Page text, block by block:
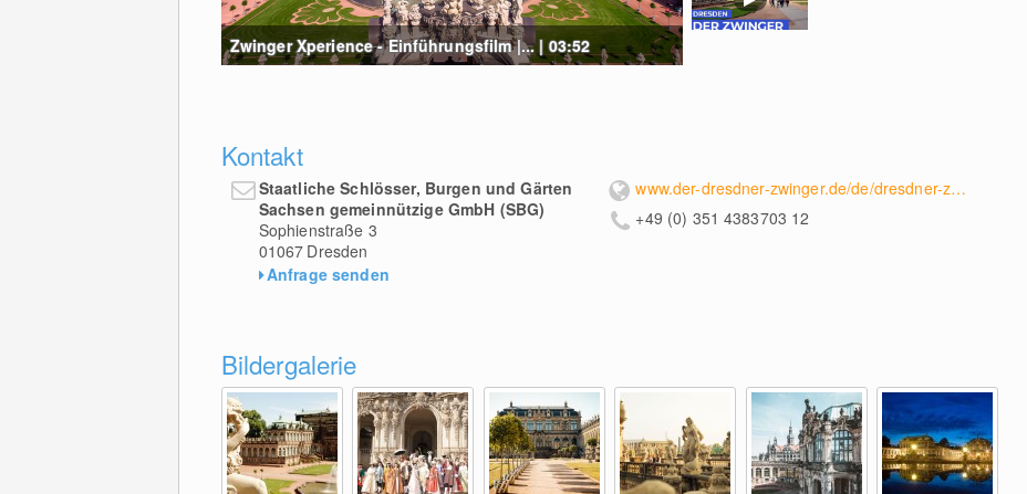
Zwinger Xperience - Einführungsfilm |... | 03:52
Kontakt
Staatliche Schlösser, Burgen und Gärten
Sachsen gemeinnützige GmbH (SBG)
Sophienstraße 3
01067 Dresden
Anfrage senden
www.der-dresdner-zwinger.de/de/dresdner-zwinger/
+49 (0) 351 4383703 12
Bildergalerie